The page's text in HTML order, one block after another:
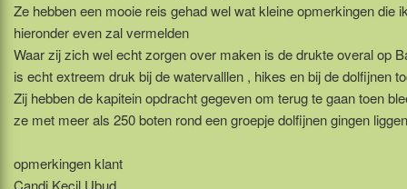
Ze hebben een mooie reis gehad wel wat kleine opmerkingen die
hieronder even zal vermelden
Waar zij zich wel echt zorgen over maken is de drukte overal op
is echt extreem druk bij de watervalllen , hikes en bij de dolfijnen
Zij hebben de kapitein opdracht gegeven om terug te gaan toen
ze met meer als 250 boten rond een groepje dolfijnen gingen liggen
opmerkingen klant
Candi Kecil Ubud